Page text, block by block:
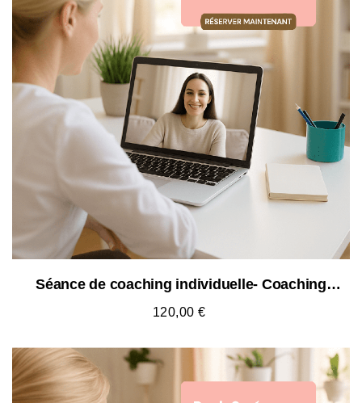
Séance de coaching individuelle- Coaching
parental & familial...
120,00 €